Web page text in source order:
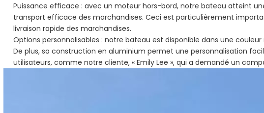
Puissance efficace : avec un moteur hors-bord, notre bateau atteint
transport efficace des marchandises. Ceci est particulièrement
livraison rapide des marchandises.
Options personnalisables : notre bateau est disponible dans une
De plus, sa construction en aluminium permet une personnalisation
utilisateurs, comme notre cliente, « Emily Lee », qui a demandé un